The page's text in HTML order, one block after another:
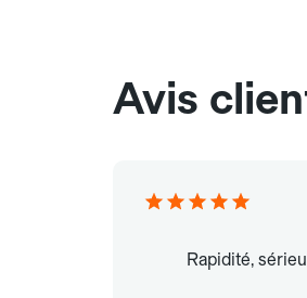
Avis
Rapidité,